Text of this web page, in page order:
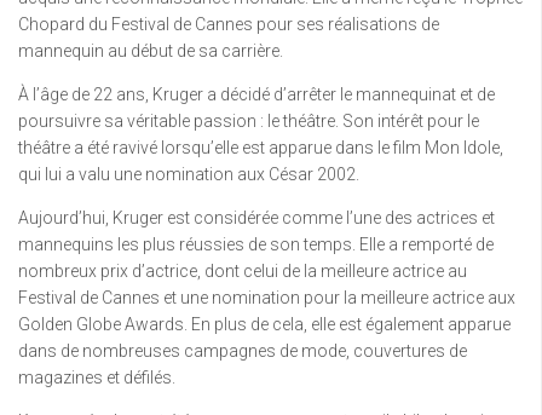
Chopard du Festival de Cannes pour ses réalisations de
mannequin au début de sa carrière.
À l’âge de 22 ans, Kruger a décidé d’arrêter le mannequinat et de
poursuivre sa véritable passion : le théâtre. Son intérêt pour le
théâtre a été ravivé lorsqu’elle est apparue dans le film Mon Idole,
qui lui a valu une nomination aux César 2002.
Aujourd’hui, Kruger est considérée comme l’une des actrices et
mannequins les plus réussies de son temps. Elle a remporté de
nombreux prix d’actrice, dont celui de la meilleure actrice au
Festival de Cannes et une nomination pour la meilleure actrice aux
Golden Globe Awards. En plus de cela, elle est également apparue
dans de nombreuses campagnes de mode, couvertures de
magazines et défilés.